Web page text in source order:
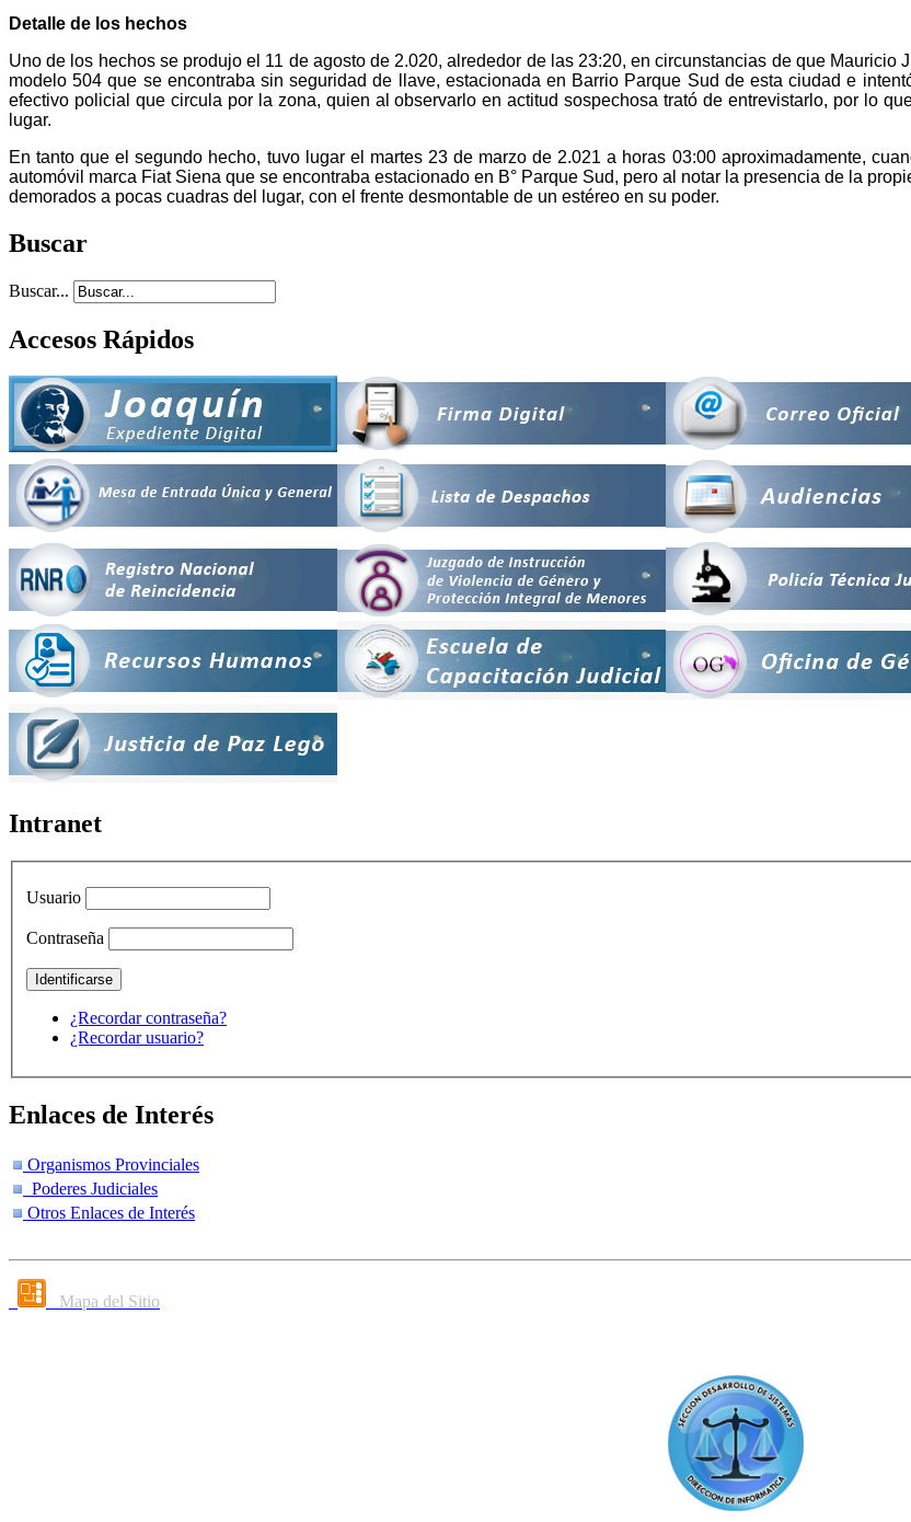
Detalle de los hechos
Uno de los hechos se produjo el 11 de agosto de 2.020, alrededor de las 23:20, en circunstancias de que
modelo 504 que se encontraba sin seguridad de llave, estacionada en Barrio Parque Sud de esta ciudad e
efectivo policial que circula por la zona, quien al observarlo en actitud sospechosa trató de entrevistarlo, por lo
lugar.
En tanto que el segundo hecho, tuvo lugar el martes 23 de marzo de 2.021 a horas 03:00 aproximadamente,
automóvil marca Fiat Siena que se encontraba estacionado en B° Parque Sud, pero al notar la presencia de la
demorados a pocas cuadras del lugar, con el frente desmontable de un estéreo en su poder.
Buscar
Buscar...
Accesos Rápidos
Intranet
Usuario
Contraseña
¿Recordar contraseña?
¿Recordar usuario?
Enlaces de Interés
Organismos Provinciales
Poderes Judiciales
Otros Enlaces de Interés
Mapa del Sitio